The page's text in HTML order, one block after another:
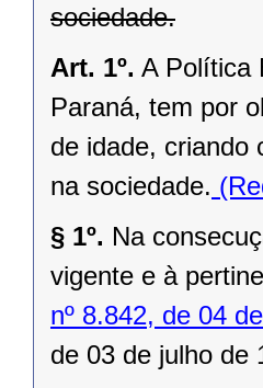
sociedade.
Art. 1º. A Política
Paraná, tem por
de idade, criando
na sociedade.
§ 1º. Na
vigente e à
nº 8.842, de 04
de 03 de julho de